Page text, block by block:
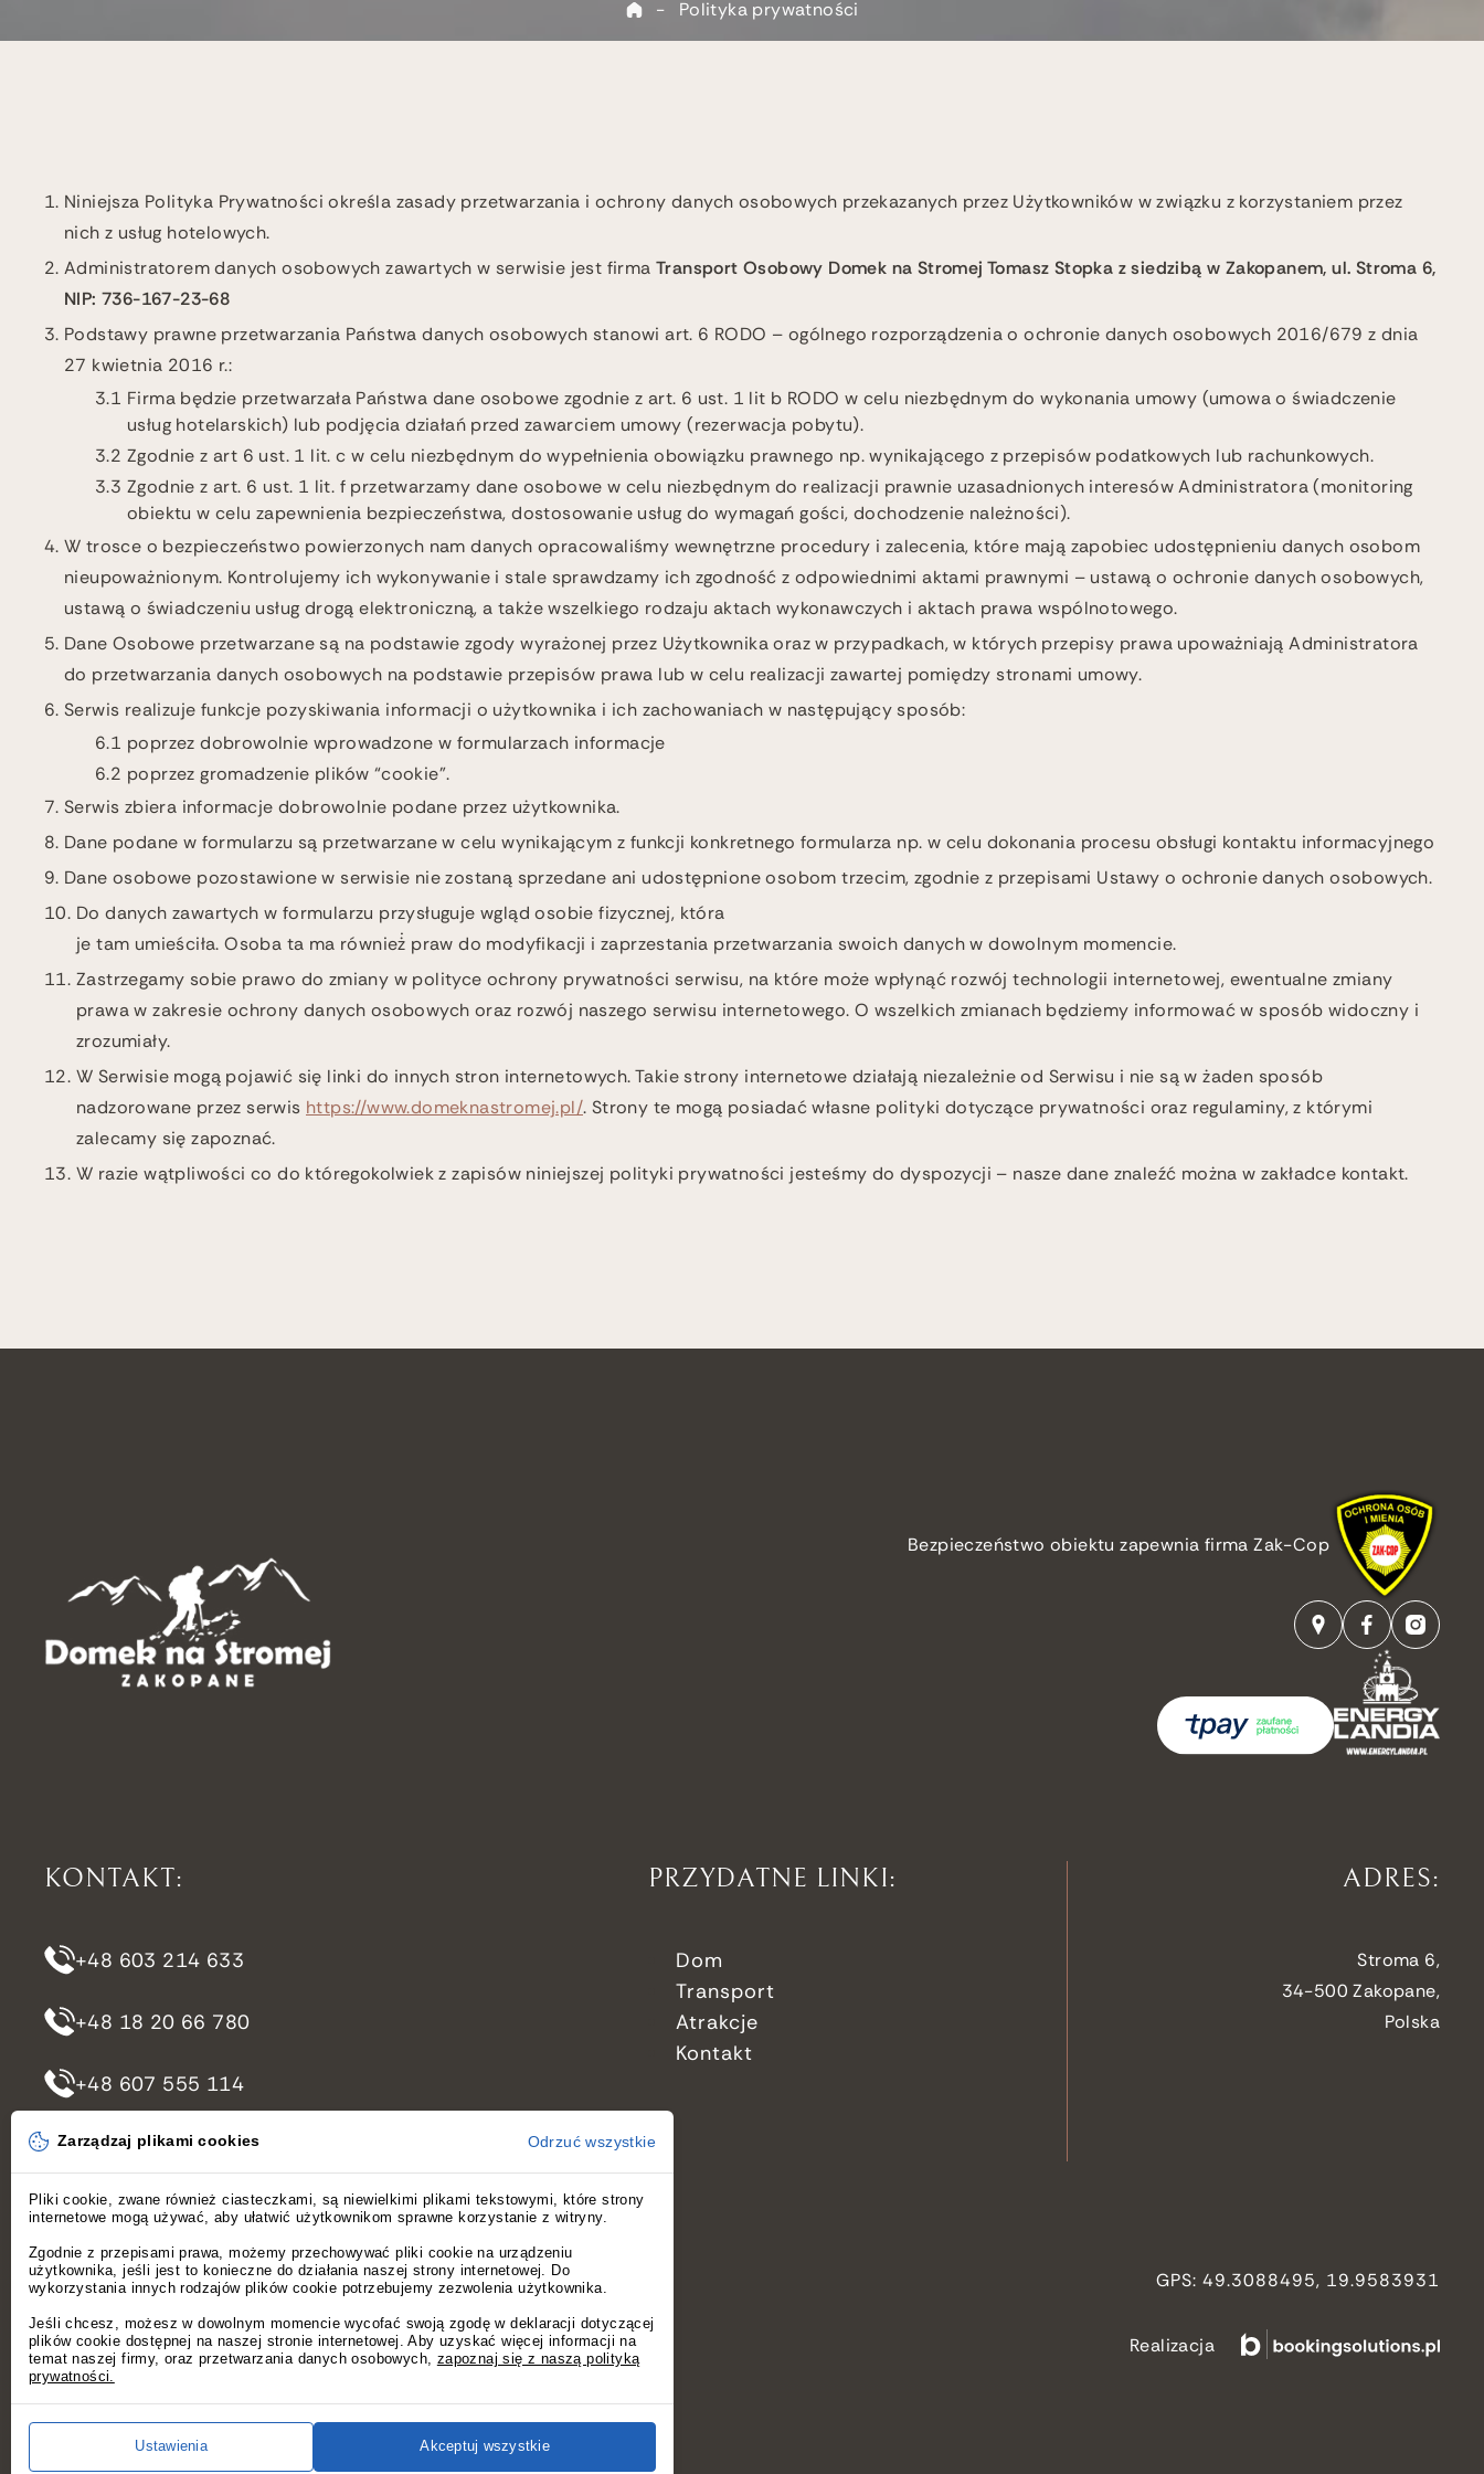
Zarządzaj plikami cookies Odrzuć wszystkie
Pliki cookie, zwane również ciasteczkami, są niewielkimi plikami tekstowymi, które strony
internetowe mogą używać, aby ułatwić użytkownikom sprawne korzystanie z witryny.
Zgodnie z przepisami prawa, możemy przechowywać pliki cookie na urządzeniu
użytkownika, jeśli jest to konieczne do działania naszej strony internetowej. Do
wykorzystania innych rodzajów plików cookie potrzebujemy zezwolenia użytkownika.
Jeśli chcesz, możesz w dowolnym momencie wycofać swoją zgodę w deklaracji dotyczącej
plików cookie dostępnej na naszej stronie internetowej. Aby uzyskać więcej informacji na
temat naszej firmy, oraz przetwarzania danych osobowych, zapoznaj się z naszą polityką
prywatności.
Ustawienia Akceptuj wszystkie
- Polityka prywatności
Niniejsza Polityka Prywatności określa zasady przetwarzania i ochrony danych osobowych przekazanych przez Użytkowników w związku z korzystaniem przez
nich z usług hotelowych.
Administratorem danych osobowych zawartych w serwisie jest firma Transport Osobowy Domek na Stromej Tomasz Stopka z siedzibą w Zakopanem, ul. Stroma 6,
NIP: 736-167-23-68
Podstawy prawne przetwarzania Państwa danych osobowych stanowi art. 6 RODO – ogólnego rozporządzenia o ochronie danych osobowych 2016/679 z dnia
27 kwietnia 2016 r.:
Firma będzie przetwarzała Państwa dane osobowe zgodnie z art. 6 ust. 1 lit b RODO w celu niezbędnym do wykonania umowy (umowa o świadczenie
usług hotelarskich) lub podjęcia działań przed zawarciem umowy (rezerwacja pobytu).
Zgodnie z art 6 ust. 1 lit. c w celu niezbędnym do wypełnienia obowiązku prawnego np. wynikającego z przepisów podatkowych lub rachunkowych.
Zgodnie z art. 6 ust. 1 lit. f przetwarzamy dane osobowe w celu niezbędnym do realizacji prawnie uzasadnionych interesów Administratora (monitoring
obiektu w celu zapewnienia bezpieczeństwa, dostosowanie usług do wymagań gości, dochodzenie należności).
W trosce o bezpieczeństwo powierzonych nam danych opracowaliśmy wewnętrzne procedury i zalecenia, które mają zapobiec udostępnieniu danych osobom
nieupoważnionym. Kontrolujemy ich wykonywanie i stale sprawdzamy ich zgodność z odpowiednimi aktami prawnymi – ustawą o ochronie danych osobowych,
ustawą o świadczeniu usług drogą elektroniczną, a także wszelkiego rodzaju aktach wykonawczych i aktach prawa wspólnotowego.
Dane Osobowe przetwarzane są na podstawie zgody wyrażonej przez Użytkownika oraz w przypadkach, w których przepisy prawa upoważniają Administratora
do przetwarzania danych osobowych na podstawie przepisów prawa lub w celu realizacji zawartej pomiędzy stronami umowy.
Serwis realizuje funkcje pozyskiwania informacji o użytkownika i ich zachowaniach w następujący sposób:
poprzez dobrowolnie wprowadzone w formularzach informacje
poprzez gromadzenie plików “cookie”.
Serwis zbiera informacje dobrowolnie podane przez użytkownika.
Dane podane w formularzu są przetwarzane w celu wynikającym z funkcji konkretnego formularza np. w celu dokonania procesu obsługi kontaktu informacyjnego
Dane osobowe pozostawione w serwisie nie zostaną sprzedane ani udostępnione osobom trzecim, zgodnie z przepisami Ustawy o ochronie danych osobowych.
Do danych zawartych w formularzu przysługuje wgląd osobie fizycznej, która
je tam umieściła. Osoba ta ma również̇ praw do modyfikacji i zaprzestania przetwarzania swoich danych w dowolnym momencie.
Zastrzegamy sobie prawo do zmiany w polityce ochrony prywatności serwisu, na które może wpłynąć rozwój technologii internetowej, ewentualne zmiany
prawa w zakresie ochrony danych osobowych oraz rozwój naszego serwisu internetowego. O wszelkich zmianach będziemy informować w sposób widoczny i
zrozumiały.
W Serwisie mogą pojawić się linki do innych stron internetowych. Takie strony internetowe działają niezależnie od Serwisu i nie są w żaden sposób
nadzorowane przez serwis https://www.domeknastromej.pl/. Strony te mogą posiadać własne polityki dotyczące prywatności oraz regulaminy, z którymi
zalecamy się zapoznać.
W razie wątpliwości co do któregokolwiek z zapisów niniejszej polityki prywatności jesteśmy do dyspozycji – nasze dane znaleźć można w zakładce kontakt.
Bezpieczeństwo obiektu zapewnia firma Zak-Cop
KONTAKT:
+48 603 214 633
+48 18 20 66 780
+48 607 555 114
rezerwacje@domeknastromej.pl
PRZYDATNE LINKI:
Dom
Transport
Atrakcje
Kontakt
ADRES:
Stroma 6,
34-500 Zakopane,
Polska
POLITYKA PRYWATNOŚCIREGULAMIN
©2026Domek na Stromej . Wszelkie prawa zastrzeżone.
GPS: 49.3088495, 19.9583931
Realizacja